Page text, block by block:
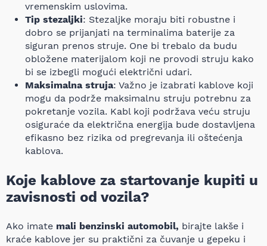
vremenskim uslovima.
Tip stezaljki: Stezaljke moraju biti robustne i
dobro se prijanjati na terminalima baterije za
siguran prenos struje. One bi trebalo da budu
obložene materijalom koji ne provodi struju kako
bi se izbegli mogući električni udari.
Maksimalna struja: Važno je izabrati kablove koji
mogu da podrže maksimalnu struju potrebnu za
pokretanje vozila. Kabl koji podržava veću struju
osiguraće da električna energija bude dostavljena
efikasno bez rizika od pregrevanja ili oštećenja
kablova.
Koje kablove za startovanje kupiti u
zavisnosti od vozila?
Ako imate mali benzinski automobil, birajte lakše i
kraće kablove jer su praktični za čuvanje u gepeku i